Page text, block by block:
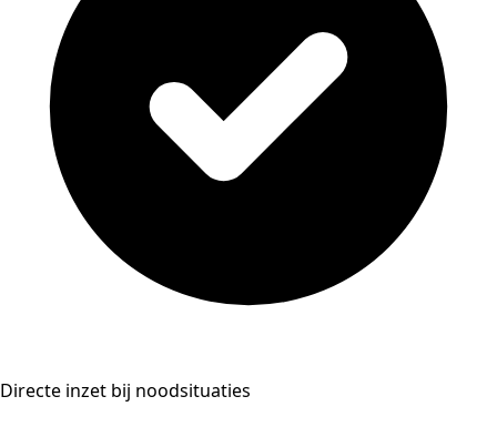
Directe inzet bij noodsituaties